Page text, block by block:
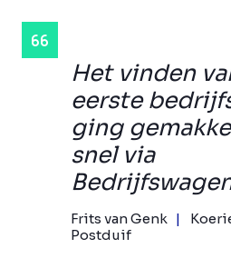
Het vinden
eerste
ging
snel via
Frits van Genk
Postduif